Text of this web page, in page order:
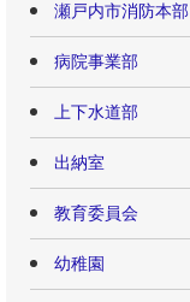
瀬戸内市消防本部
病院事業部
上下水道部
出納室
教育委員会
幼稚園